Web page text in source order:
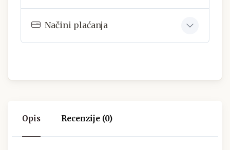
Načini plaćanja
Opis Recenzije (0)